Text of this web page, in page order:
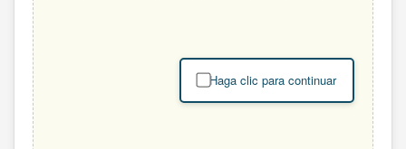
Haga clic para continuar